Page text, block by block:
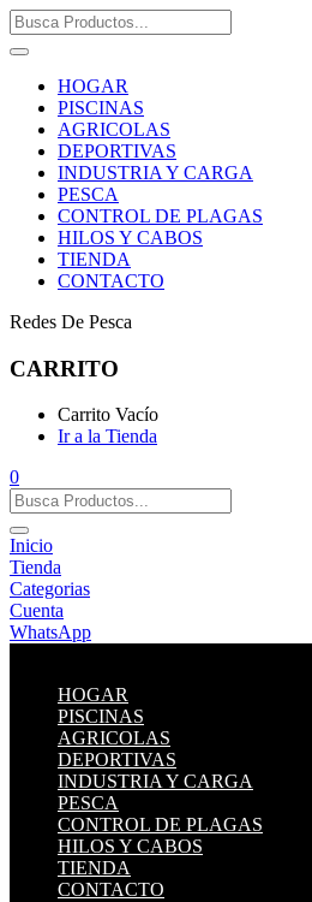
HOGAR
PISCINAS
AGRICOLAS
DEPORTIVAS
INDUSTRIA Y CARGA
PESCA
CONTROL DE PLAGAS
HILOS Y CABOS
TIENDA
CONTACTO
Redes De Pesca
CARRITO
Carrito Vacío
Ir a la Tienda
0
Inicio
Tienda
Categorias
Cuenta
WhatsApp
HOGAR
PISCINAS
AGRICOLAS
DEPORTIVAS
INDUSTRIA Y CARGA
PESCA
CONTROL DE PLAGAS
HILOS Y CABOS
TIENDA
CONTACTO